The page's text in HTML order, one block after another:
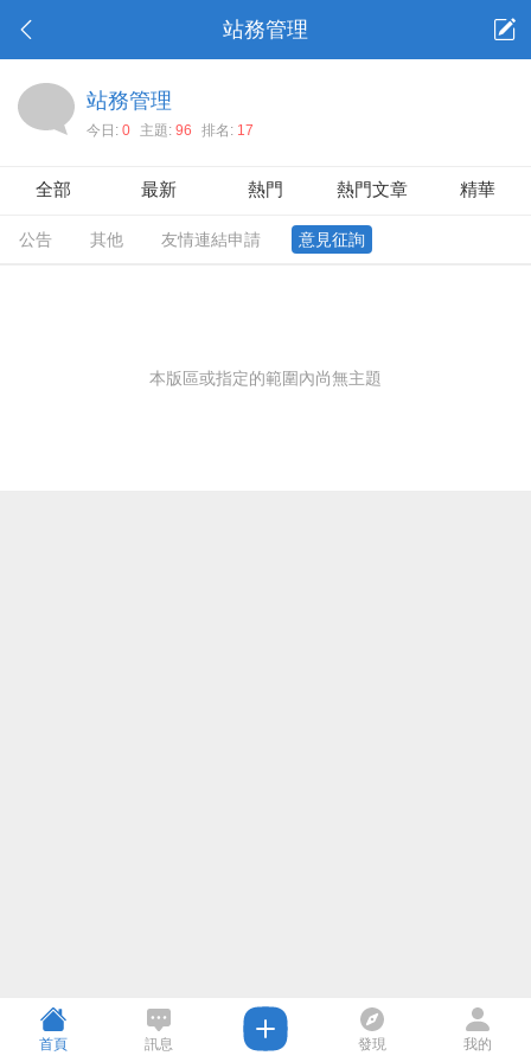
站務管理
站務管理
今日: 0 主題: 96 排名: 17
全部 最新 熱門 熱門文章 精華
公告 其他 友情連結申請 意見征詢
本版區或指定的範圍內尚無主題
首頁 訊息 發現 我的